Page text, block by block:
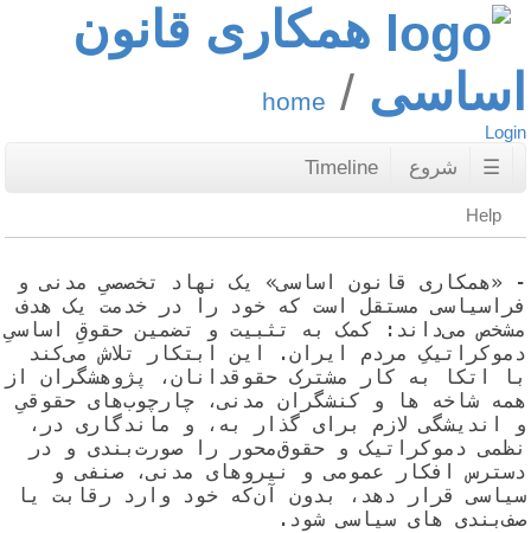
همکاری قانون
home
☰ شروع Timeline
Help
- «همکاری قانون اساسی» یک نهاد تخصصیِ مدنی و
فراسیاسی مستقل است که خود را در خدمت یک هدف
مشخص می‌داند: کمک به تثبیت و تضمین حقوقِ اساسیِ
دموکراتیکِ مردم ایران. این ابتکار تلاش می‌کند
همه شاخه ها و کنشگران مدنی، چارچوب‌های حقوقیِ
و اندیشگی لازم برای گذار به، و ماندگاری در،
دسترس افکار عمومی و نیروهای مدنی، صنفی و
سیاسی قرار دهد، بدون آن‌که خود وارد رقابت یا
های سیاسی شود.